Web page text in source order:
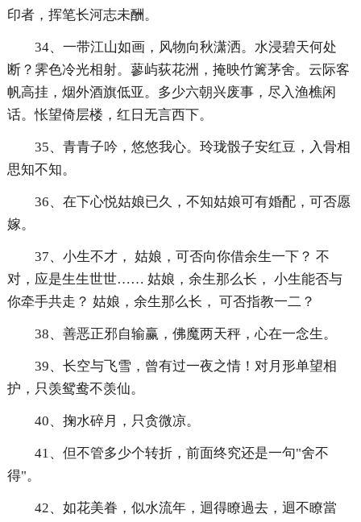
印者，挥笔长河志未酬。
34、一带江山如画，风物向秋潇洒。水浸碧天何处
断？霁色冷光相射。蓼屿荻花洲，掩映竹篱茅舍。云际客
帆高挂，烟外酒旗低亚。多少六朝兴废事，尽入渔樵闲
话。怅望倚层楼，红日无言西下。
35、青青子吟，悠悠我心。玲珑骰子安红豆，入骨相
思知不知。
36、在下心悦姑娘已久，不知姑娘可有婚配，可否愿
嫁。
37、小生不才， 姑娘，可否向你借余生一下？ 不
对，应是生生世世…… 姑娘，余生那么长， 小生能否与
你牵手共走？ 姑娘，余生那么长， 可否指教一二？
38、善恶正邪自输赢，佛魔两天秤，心在一念生。
39、长空与飞雪，曾有过一夜之情！对月形单望相
护，只羡鸳鸯不羡仙。
40、掬水碎月，只贪微凉。
41、但不管多少个转折，前面终究还是一句"舍不
得"。
42、如花美眷，似水流年，迴得瞭過去，迴不瞭當